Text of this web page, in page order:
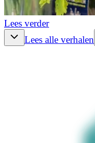
Lees verder
Lees alle verhalen